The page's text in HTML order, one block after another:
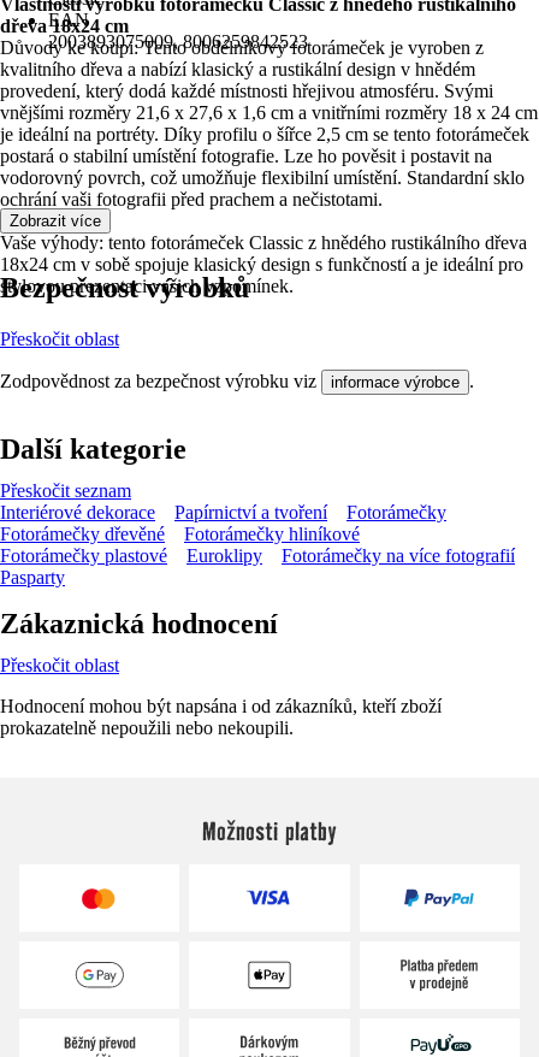
EAN
2003893075009, 8006259842523
Vlastnosti výrobku fotorámečku Classic z hnědého rustikálního
dřeva 18x24 cm
Důvody ke koupi: Tento obdélníkový fotorámeček je vyroben z
kvalitního dřeva a nabízí klasický a rustikální design v hnědém
provedení, který dodá každé místnosti hřejivou atmosféru. Svými
vnějšími rozměry 21,6 x 27,6 x 1,6 cm a vnitřními rozměry 18 x 24 cm
je ideální na portréty. Díky profilu o šířce 2,5 cm se tento fotorámeček
postará o stabilní umístění fotografie. Lze ho pověsit i postavit na
vodorovný povrch, což umožňuje flexibilní umístění. Standardní sklo
ochrání vaši fotografii před prachem a nečistotami.
Vaše výhody: tento fotorámeček Classic z hnědého rustikálního dřeva
18x24 cm v sobě spojuje klasický design s funkčností a je ideální pro
stylovou prezentaci vašich vzpomínek.
Zobrazit více
Bezpečnost výrobků
Přeskočit oblast
Zodpovědnost za bezpečnost výrobku viz informace výrobce .
Další kategorie
Přeskočit seznam
Interiérové dekorace
Papírnictví a tvoření
Fotorámečky
Fotorámečky dřevěné
Fotorámečky hliníkové
Fotorámečky plastové
Euroklipy
Fotorámečky na více fotografií
Pasparty
Zákaznická hodnocení
Přeskočit oblast
Hodnocení mohou být napsána i od zákazníků, kteří zboží
prokazatelně nepoužili nebo nekoupili.
Možnosti platby